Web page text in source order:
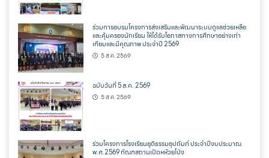
ร่วมการอบรมโครงการส่งเสริมและพัฒนาระบบดูแลช่วยเหลือ
และคุ้มครองนักเรียน ให้ได้รับโอกาสทางการศึกษาอย่างเท่า
เทียมและมีคุณภาพ ประจำปี 2569
5 ส.ค. 2569
ฉบับวันที่ 5 ส.ค. 2569
5 ส.ค. 2569
ร่วมโครงการโรงเรียนยุติธรรมอุปถัมภ์ ประจำปีงบประมาณ
พ.ศ.2569 ทัณฑสถานเปิดหห้วยโป่ง